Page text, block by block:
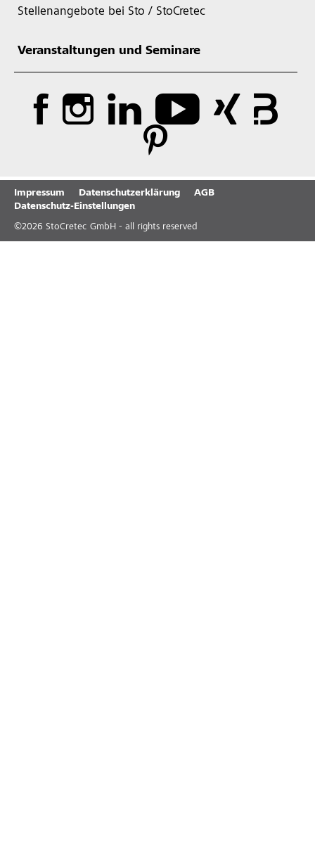
Stellenangebote bei Sto / StoCretec
Veranstaltungen und Seminare
Impressum Datenschutzerklärung
AGB
Datenschutz-Einstellungen
©2026 StoCretec GmbH - all rights reserved